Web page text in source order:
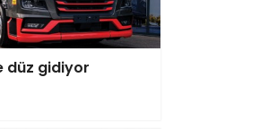
düz gidiyor